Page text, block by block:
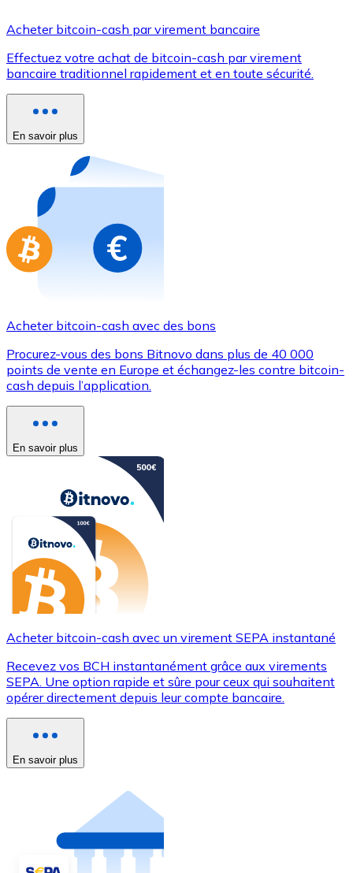
Utilisez les cartes Visa et Mastercard pour acheter
Acheter avec carte
Nouveau
Achetez des cartes-cadeaux de vos marques
Aller à la boutique de cartes-cadeaux
Acheter bitcoin-cash par virement bancaire
Effectuez votre achat de bitcoin-cash par virement
bancaire traditionnel rapidement et en toute sécurité.
En savoir plus
Acheter bitcoin-cash avec des bons
Procurez-vous des bons Bitnovo dans plus de 40 000
points de vente en Europe et échangez-les contre bitcoin-
cash depuis l’application.
En savoir plus
Acheter bitcoin-cash avec un virement SEPA instantané
Recevez vos BCH instantanément grâce aux virements
SEPA. Une option rapide et sûre pour ceux qui souhaitent
opérer directement depuis leur compte bancaire.
En savoir plus